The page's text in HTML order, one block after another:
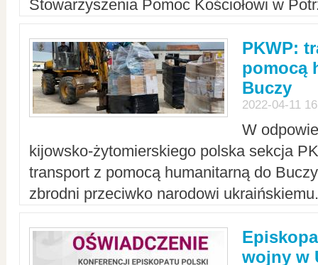
Stowarzyszenia Pomoc Kościołowi w
PKWP:
pomocą
Buczy
2022-04-11
W
kijowsko-żytomierskiego polska sekcja
transport z pomocą humanitarną do
zbrodni przeciwko narodowi
wojny w